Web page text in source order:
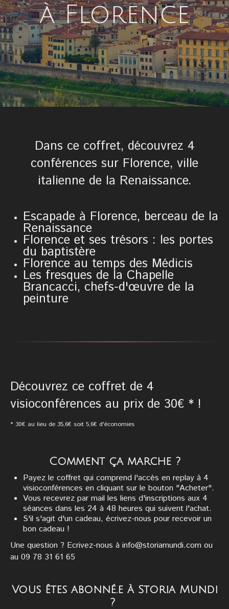
à Florence
Dans ce coffret, découvrez 4
conférences sur Florence, ville
italienne de la Renaissance.
Escapade à Florence, berceau de la
Renaissance
Florence et ses trésors : les portes
du baptistère
Florence au temps des Médicis
Les fresques de la Chapelle
Brancacci, chefs-d'œuvre de la
peinture
Découvrez ce coffret de 4
visioconférences au prix de 30€ * !
* 30€ au lieu de 35,6€ soit 5,6€ d'économies
Comment ça marche ?
Payez le coffret qui comprend l'accès en replay à 4
visioconférences en cliquant sur le bouton "Acheter".
Vous recevrez par mail les liens d'inscriptions aux 4
séances dans les 24 à 48 heures qui suivent l'achat.
S'il s'agit d'un cadeau, écrivez-nous pour recevoir un
bon cadeau !
Une question ? Ecrivez-nous à info@storiamundi.com ou
au 09 78 31 61 65
Vous êtes abonné.e à Storia Mundi
?